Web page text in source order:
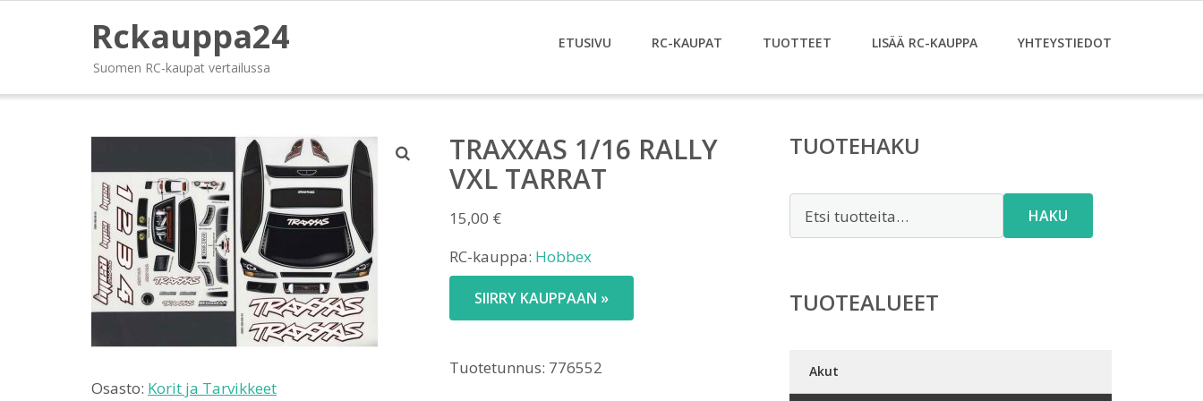
Rckauppa24
Suomen RC-kaupat vertailussa
ETUSIVU RC-KAUPAT TUOTTEET LISÄÄ RC-KAUPPA YHTEYSTIEDOT
TRAXXAS 1/16 RALLY
VXL TARRAT
15,00 €
RC-kauppa: Hobbex
SIIRRY KAUPPAAN »
Tuotetunnus: 776552
Osasto: Korit ja Tarvikkeet
TUOTEHAKU
HAKU
TUOTEALUEET
Akut